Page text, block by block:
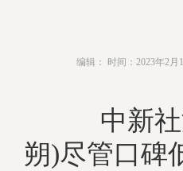
编辑： 时间：2023年2月
中新社
朔)尽管口碑